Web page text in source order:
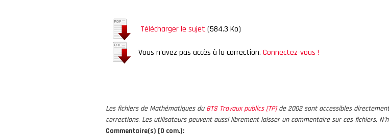
Télécharger le sujet (584.3 Ko)
Vous n'avez pas accès à la correction. Connectez-vous !
Les fichiers de Mathématiques du BTS Travaux publics [TP]de 2002 sont accessibles
corrections. Les utilisateurs peuvent aussi librement laisser un commentaire sur ces fichiers.
Commentaire(s) [0 com.]: